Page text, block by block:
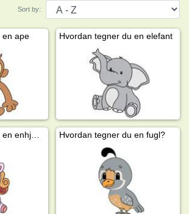
Sort by:
en ape Hvordan tegner du en elefant
Hvordan tegner du en enhjørning? Hvordan tegner du en fugl?